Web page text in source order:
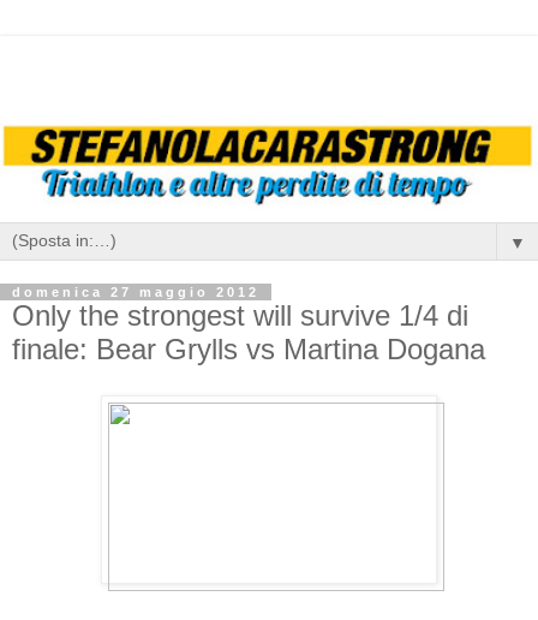
▼
domenica 27 maggio 2012
Only the strongest will survive 1/4 di
finale: Bear Grylls vs Martina Dogana